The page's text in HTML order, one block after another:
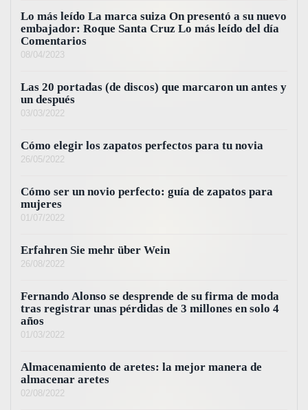
Lo más leído La marca suiza On presentó a su nuevo
embajador: Roque Santa Cruz Lo más leído del día
Comentarios
08/04/2023
Las 20 portadas (de discos) que marcaron un antes y
un después
03/03/2022
Cómo elegir los zapatos perfectos para tu novia
26/05/2022
Cómo ser un novio perfecto: guía de zapatos para
mujeres
01/07/2022
Erfahren Sie mehr über Wein
26/08/2022
Fernando Alonso se desprende de su firma de moda
tras registrar unas pérdidas de 3 millones en solo 4
años
01/03/2022
Almacenamiento de aretes: la mejor manera de
almacenar aretes
02/08/2022